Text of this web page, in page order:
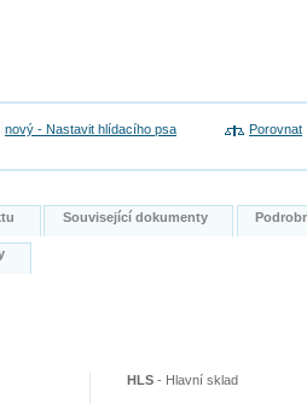
nový - Nastavit hlídacího psa Porovnat
Související dokumenty
HLS - Hlavní sklad